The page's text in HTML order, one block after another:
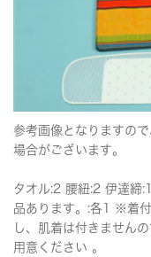
参考画像となりますの
場合がございます。
タオル:2 腰紐:2 伊達締
品あります。:各1 ※着
し、肌着は付きません
用意ください 。